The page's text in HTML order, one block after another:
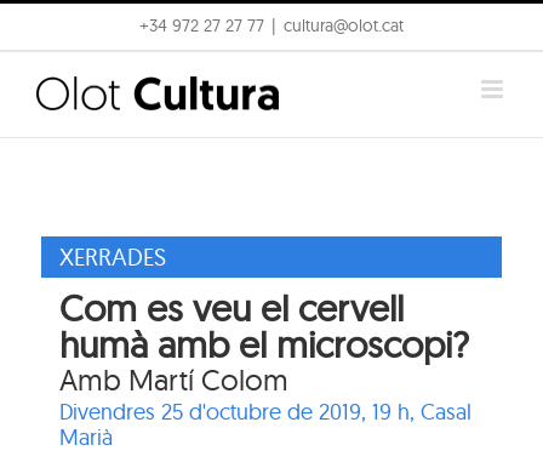
to
content
+34 972 27 27 77 cultura@olot.cat
XERRADES
Com es veu el cervell
humà amb el microscopi?
Amb Martí Colom
Divendres 25 d'octubre de 2019, 19 h,Casal
Marià